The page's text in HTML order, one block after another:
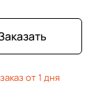
от 1 дня